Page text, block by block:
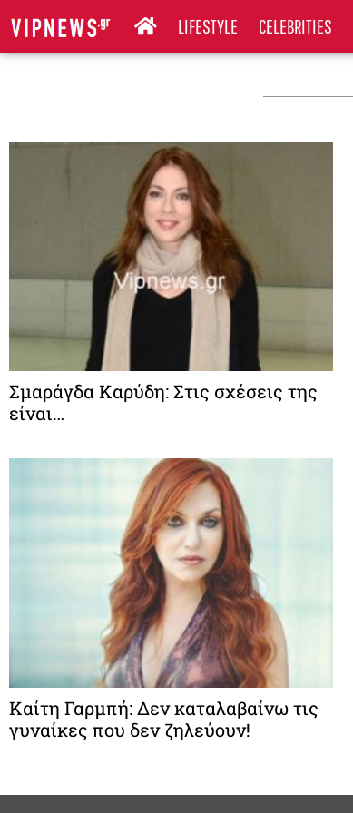
LIFESTYLE CELEBRITIES
Σμαράγδα Καρύδη: Στις σχέσεις της
είναι…
Καίτη Γαρμπή: Δεν καταλαβαίνω τις
γυναίκες που δεν ζηλεύουν!